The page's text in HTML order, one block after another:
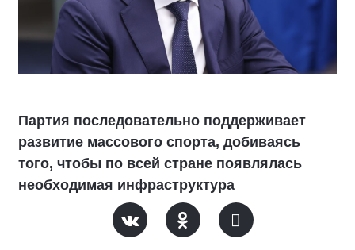
Партия последовательно поддерживает
развитие массового спорта, добиваясь
того, чтобы по всей стране появлялась
необходимая инфраструктура